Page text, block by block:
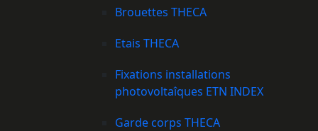
Brouettes THECA
Etais THECA
Fixations installations
photovoltaîques ETN INDEX
Garde corps THECA